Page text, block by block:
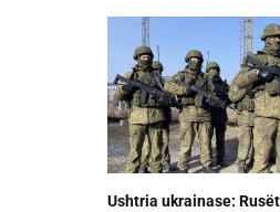
Ushtria ukrainase: